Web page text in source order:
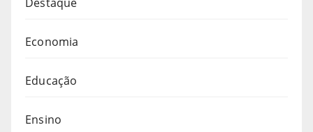
Economia
Educação
Ensino